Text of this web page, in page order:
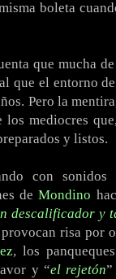
boleta
que mucha
que el entorno
Pero la
mediocres
y listos.
con
deMondino
descalificador y
risa por
, los
y “el rejetón